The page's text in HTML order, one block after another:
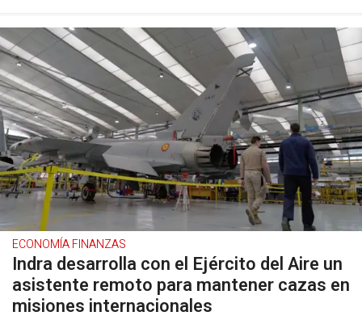
ECONOMÍA FINANZAS
Indra desarrolla con el Ejército del Aire un
asistente remoto para mantener cazas en
misiones internacionales